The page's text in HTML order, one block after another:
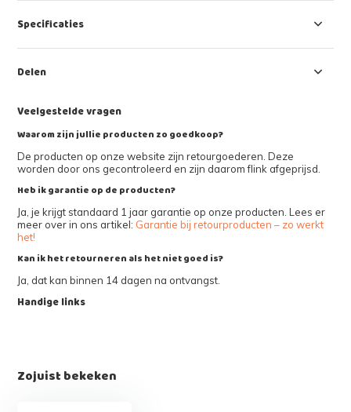
Specificaties
Delen
Veelgestelde vragen
Waarom zijn jullie producten zo goedkoop?
De producten op onze website zijn retourgoederen. Deze
worden door ons gecontroleerd en zijn daarom flink afgeprijsd.
Heb ik garantie op de producten?
Ja, je krijgt standaard 1 jaar garantie op onze producten. Lees er
meer over in ons artikel: Garantie bij retourproducten – zo werkt
het!
Kan ik het retourneren als het niet goed is?
Ja, dat kan binnen 14 dagen na ontvangst.
Handige links
Zojuist bekeken